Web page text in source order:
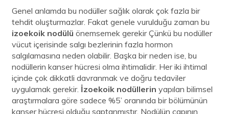
Genel anlamda bu nodüller sağlık olarak çok fazla bir
tehdit oluşturmazlar. Fakat genele vurulduğu zaman bu
izoekoik nodülü önemsemek gerekir Çünkü bu nodüller
vücut içerisinde salgı bezlerinin fazla hormon
salgılamasına neden olabilir. Başka bir neden ise, bu
nodüllerin kanser hücresi olma ihtimalidir. Her iki ihtimal
içinde çok dikkatli davranmak ve doğru tedaviler
uygulamak gerekir. İzoekoik nodüllerin yapılan bilimsel
araştırmalara göre sadece %5’ oranında bir bölümünün
kanser hücresi olduğu saptanmıştır. Nodülün çapının